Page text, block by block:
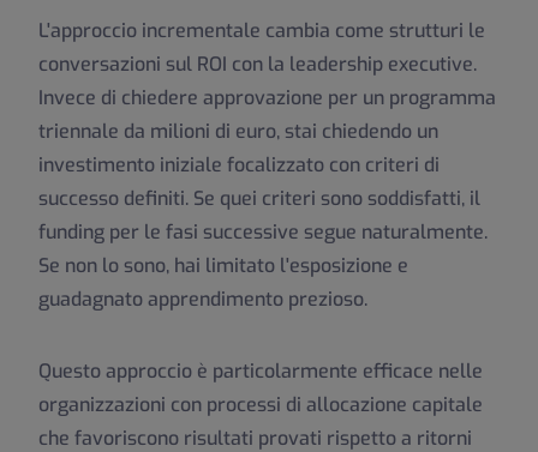
L'approccio incrementale cambia come strutturi le
conversazioni sul ROI con la leadership executive.
Invece di chiedere approvazione per un programma
triennale da milioni di euro, stai chiedendo un
investimento iniziale focalizzato con criteri di
successo definiti. Se quei criteri sono soddisfatti, il
funding per le fasi successive segue naturalmente.
Se non lo sono, hai limitato l'esposizione e
guadagnato apprendimento prezioso.
Questo approccio è particolarmente efficace nelle
organizzazioni con processi di allocazione capitale
che favoriscono risultati provati rispetto a ritorni